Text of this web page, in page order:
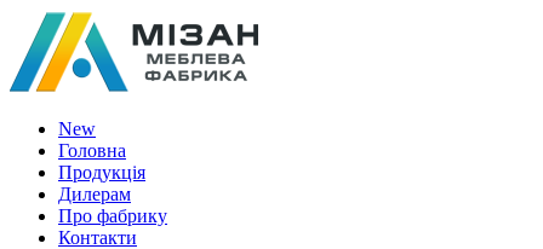
New
Головна
Продукція
Дилерам
Про фабрику
Контакти